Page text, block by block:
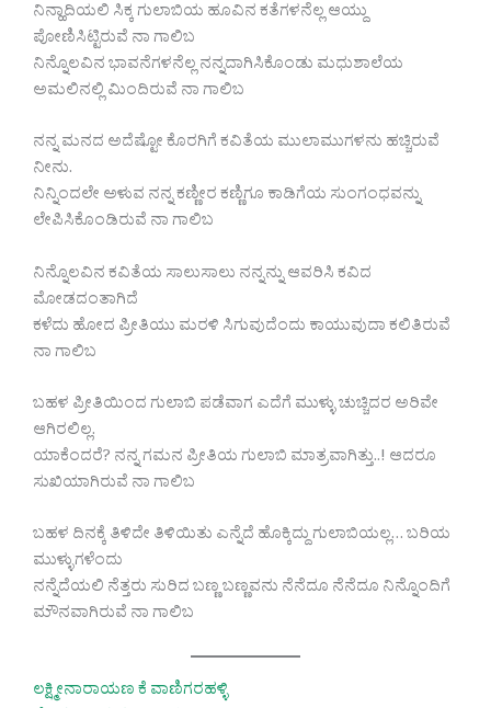
ನಿನ್ಹಾದಿಯಲಿ ಸಿಕ್ಕ ಗುಲಾಬಿಯ ಹೂವಿನ ಕತೆಗಳನೆಲ್ಲ‌ ಆಯ್ದು
ಪೋಣಿಸಿಟ್ಟಿರುವೆ ನಾ ಗಾಲಿಬ
ನಿನ್ನೊಲವಿನ ಭಾವನೆಗಳನೆಲ್ಲ ನನ್ನದಾಗಿಸಿಕೊಂಡು ಮಧುಶಾಲೆಯ
ಅಮಲಿನಲ್ಲಿ ಮಿಂದಿರುವೆ ನಾ ಗಾಲಿಬ
ನನ್ನ ಮನದ ಅದೆಷ್ಟೋ ಕೊರಗಿಗೆ ಕವಿತೆಯ ಮುಲಾಮುಗಳನು ಹಚ್ಚಿರುವೆ
ನೀನು.
ನಿನ್ನಿಂದಲೇ ಅಳುವ ನನ್ನ ಕಣ್ಣೀರ ಕಣ್ಣಿಗೂ ಕಾಡಿಗೆಯ ಸುಂಗಂಧವನ್ನು
ಲೇಪಿಸಿಕೊಂಡಿರುವೆ ನಾ ಗಾಲಿಬ
ನಿನ್ನೊಲವಿನ ಕವಿತೆಯ ಸಾಲುಸಾಲು ನನ್ನನ್ನು ಆವರಿಸಿ ಕವಿದ
ಮೋಡದಂತಾಗಿದೆ
ಕಳೆದು ಹೋದ ಪ್ರೀತಿಯು ಮರಳಿ ಸಿಗುವುದೆಂದು ಕಾಯುವುದಾ ಕಲಿತಿರುವೆ
ನಾ ಗಾಲಿಬ
ಬಹಳ ಪ್ರೀತಿಯಿಂದ ಗುಲಾಬಿ ಪಡೆವಾಗ ಎದೆಗೆ ಮುಳ್ಳು ಚುಚ್ಚಿದರ ಅರಿವೇ
ಆಗಿರಲಿಲ್ಲ.
ಯಾಕೆಂದರೆ? ನನ್ನ ಗಮನ ಪ್ರೀತಿಯ ಗುಲಾಬಿ ಮಾತ್ರವಾಗಿತ್ತು..! ಆದರೂ
ಸುಖಿಯಾಗಿರುವೆ ನಾ ಗಾಲಿಬ
ಬಹಳ ದಿನಕ್ಕೆ ತಿಳಿದೇ ತಿಳಿಯಿತು ಎನ್ನೆದೆ ಹೊಕ್ಕಿದ್ದು ಗುಲಾಬಿಯಲ್ಲ… ಬರಿಯ
ಮುಳ್ಳುಗಳೆಂದು
ನನ್ನೆದೆಯಲಿ ನೆತ್ತರು ಸುರಿದ ಬಣ್ಣ ಬಣ್ಣವನು ನೆನೆದೂ ನೆನೆದೂ ನಿನ್ನೊಂದಿಗೆ
ಮೌನವಾಗಿರುವೆ ನಾ ಗಾಲಿಬ
ಲಕ್ಷ್ಮೀನಾರಾಯಣ ಕೆ ವಾಣಿಗರಹಳ್ಳಿ